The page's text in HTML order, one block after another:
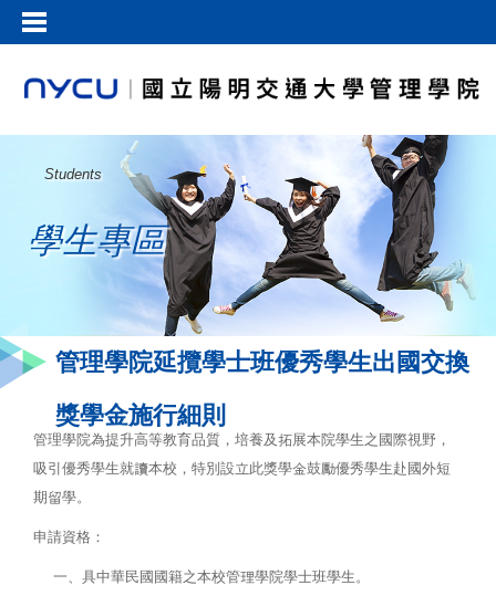
Students
學生專區
管理學院延攬學士班優秀學生出國交換
獎學金施行細則
管理學院為提升高等教育品質，培養及拓展本院學生之國際視野，
吸引優秀學生就讀本校，特別設立此獎學金鼓勵優秀學生赴國外短
期留學。
申請資格：
一、具中華民國國籍之本校管理學院學士班學生。